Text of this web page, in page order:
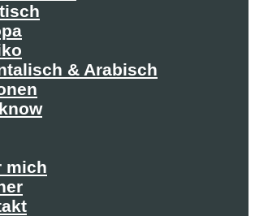
& Arabisch
mich